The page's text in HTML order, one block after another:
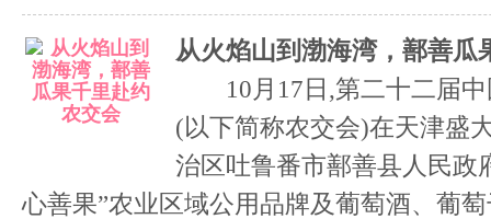
从火焰山到渤海湾，鄯善瓜
10月17日,第二十二届中
(以下简称农交会)在天津盛
治区吐鲁番市鄯善县人民政
心善果”农业区域公用品牌及葡萄酒、葡